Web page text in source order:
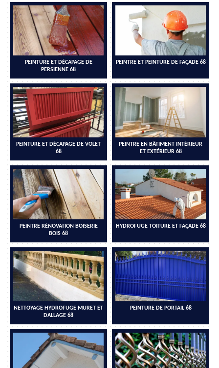
PEINTURE ET DÉCAPAGE DE
PERSIENNE 68
PEINTRE ET PEINTURE DE FAÇADE 68
PEINTURE ET DÉCAPAGE DE VOLET
68
PEINTRE EN BÂTIMENT INTÉRIEUR
ET EXTÉRIEUR 68
PEINTRE RÉNOVATION BOISERIE
BOIS 68
HYDROFUGE TOITURE ET FAÇADE 68
NETTOYAGE HYDROFUGE MURET ET
DALLAGE 68
PEINTURE DE PORTAIL 68